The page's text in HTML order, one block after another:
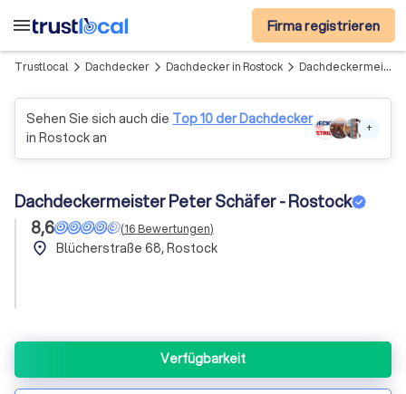
menu Firma registrieren
Trustlocal arrow_forward_ios Dachdecker arrow_forward_ios Dachdecker in Rostock arrow_forward_ios Dachdeckermeister Peter Schäfer - Rostock
Sehen Sie sich auch die Top 10 der Dachdecker
in Rostock an
+
Dachdeckermeister Peter Schäfer - Rostock
8,6
(16Bewertungen)
place Blücherstraße 68, Rostock
Verfügbarkeit